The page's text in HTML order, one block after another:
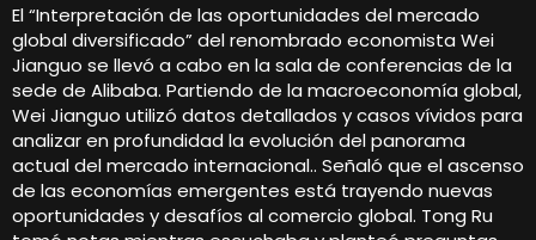
El “Interpretación de las oportunidades del mercado
global diversificado” del renombrado economista Wei
Jianguo se llevó a cabo en la sala de conferencias de la
sede de Alibaba. Partiendo de la macroeconomía global,
Wei Jianguo utilizó datos detallados y casos vívidos para
analizar en profundidad la evolución del panorama
actual del mercado internacional.. Señaló que el ascenso
de las economías emergentes está trayendo nuevas
oportunidades y desafíos al comercio global. Tong Ru